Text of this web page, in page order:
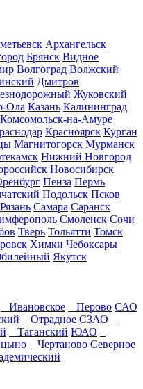
Архангельск
Брянск Видное
Волгоград Волжский
Дмитров
Жуковский
Ола Казань Калининград
Комсомольск-на-Амуре
Красноярск Курган
Магнитогорск Мурманск
Нижний Новгород
Новосибирск
Пенза Пермь
Подольск Псков
Рязань Самара Саранск
Смоленск Сочи
Тверь Тольятти Томск
Химки Чебоксары
Якутск
Ивановское Перово САО
Отрадное СЗАО
Таганский ЮАО
Чертаново Северное